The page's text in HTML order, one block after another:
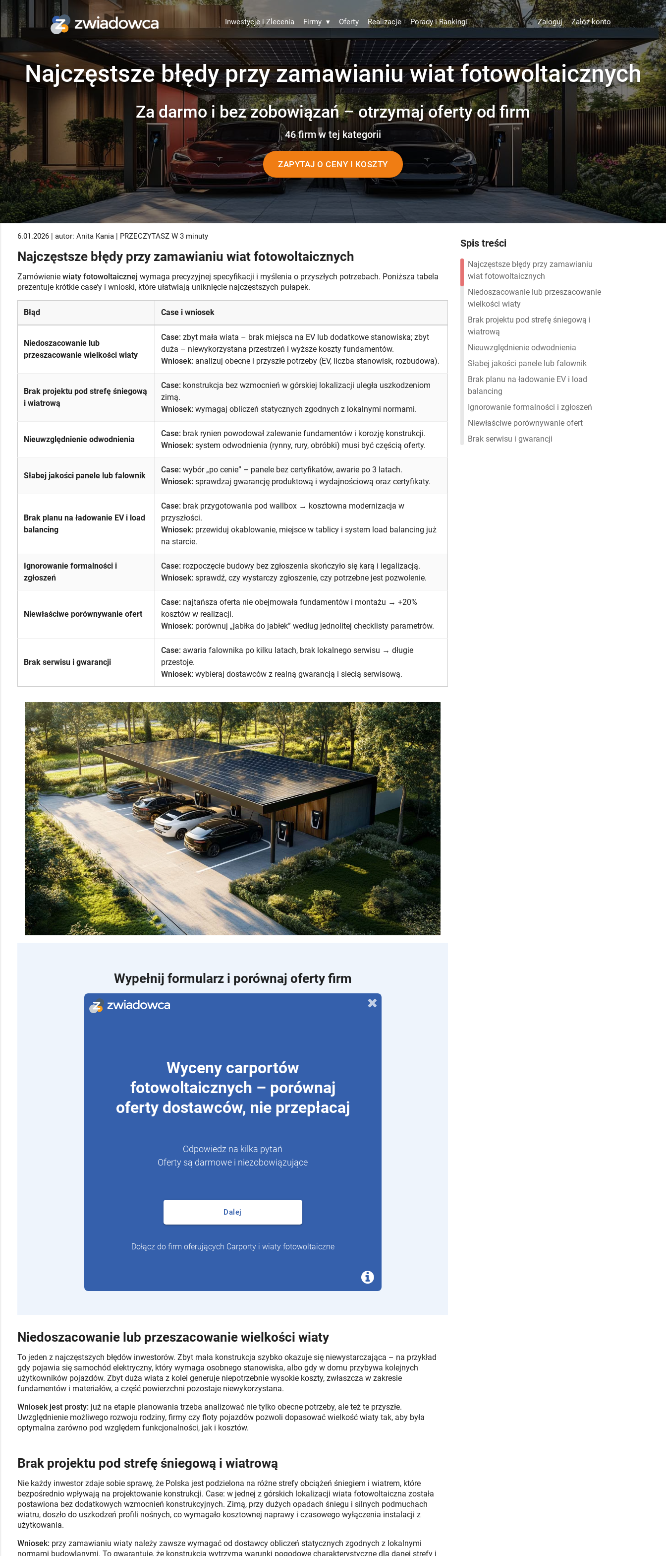
Inwestycje i Zlecenia Firmy ▾ Oferty Realizacje Porady i Rankingi Zaloguj Załóż konto
Najczęstsze błędy przy zamawianiu wiat fotowoltaicznych
Za darmo i bez zobowiązań – otrzymaj oferty od firm
46 firm w tej kategorii
ZAPYTAJ O CENY I KOSZTY
6.01.2026 | autor: Anita Kania | PRZECZYTASZ W 3 minuty
Najczęstsze błędy przy zamawianiu wiat fotowoltaicznych
Zamówienie wiaty fotowoltaicznej wymaga precyzyjnej specyfikacji i myślenia o przyszłych potrzebach. Poniższa tabela
prezentuje krótkie case’y i wnioski, które ułatwiają uniknięcie najczęstszych pułapek.
Błąd Case i wniosek
Niedoszacowanie lub
przeszacowanie wielkości wiaty
Case: zbyt mała wiata – brak miejsca na EV lub dodatkowe stanowiska; zbyt
duża – niewykorzystana przestrzeń i wyższe koszty fundamentów.
Wniosek: analizuj obecne i przyszłe potrzeby (EV, liczba stanowisk, rozbudowa).
Brak projektu pod strefę śniegową
i wiatrową
Case: konstrukcja bez wzmocnień w górskiej lokalizacji uległa uszkodzeniom
zimą.
Wniosek: wymagaj obliczeń statycznych zgodnych z lokalnymi normami.
Nieuwzględnienie odwodnienia
Case: brak rynien powodował zalewanie fundamentów i korozję konstrukcji.
Wniosek: system odwodnienia (rynny, rury, obróbki) musi być częścią oferty.
Słabej jakości panele lub falownik
Case: wybór „po cenie” – panele bez certyfikatów, awarie po 3 latach.
Wniosek: sprawdzaj gwarancję produktową i wydajnościową oraz certyfikaty.
Brak planu na ładowanie EV i load
balancing
Case: brak przygotowania pod wallbox → kosztowna modernizacja w
przyszłości.
Wniosek: przewiduj okablowanie, miejsce w tablicy i system load balancing już
na starcie.
Ignorowanie formalności i
zgłoszeń
Case: rozpoczęcie budowy bez zgłoszenia skończyło się karą i legalizacją.
Wniosek: sprawdź, czy wystarczy zgłoszenie, czy potrzebne jest pozwolenie.
Niewłaściwe porównywanie ofert
Case: najtańsza oferta nie obejmowała fundamentów i montażu → +20%
kosztów w realizacji.
Wniosek: porównuj „jabłka do jabłek” według jednolitej checklisty parametrów.
Brak serwisu i gwarancji
Case: awaria falownika po kilku latach, brak lokalnego serwisu → długie
przestoje.
Wniosek: wybieraj dostawców z realną gwarancją i siecią serwisową.
Wypełnij formularz i porównaj oferty firm
Wyceny carportów
fotowoltaicznych – porównaj
oferty dostawców, nie przepłacaj
Odpowiedz na kilka pytań
Oferty są darmowe i niezobowiązujące
Dalej
Dołącz do firm oferujących Carporty i wiaty fotowoltaiczne
Niedoszacowanie lub przeszacowanie wielkości wiaty
To jeden z najczęstszych błędów inwestorów. Zbyt mała konstrukcja szybko okazuje się niewystarczająca – na przykład
gdy pojawia się samochód elektryczny, który wymaga osobnego stanowiska, albo gdy w domu przybywa kolejnych
użytkowników pojazdów. Zbyt duża wiata z kolei generuje niepotrzebnie wysokie koszty, zwłaszcza w zakresie
fundamentów i materiałów, a część powierzchni pozostaje niewykorzystana.
Wniosek jest prosty: już na etapie planowania trzeba analizować nie tylko obecne potrzeby, ale też te przyszłe.
Uwzględnienie możliwego rozwoju rodziny, firmy czy floty pojazdów pozwoli dopasować wielkość wiaty tak, aby była
optymalna zarówno pod względem funkcjonalności, jak i kosztów.
Brak projektu pod strefę śniegową i wiatrową
Nie każdy inwestor zdaje sobie sprawę, że Polska jest podzielona na różne strefy obciążeń śniegiem i wiatrem, które
bezpośrednio wpływają na projektowanie konstrukcji. Case: w jednej z górskich lokalizacji wiata fotowoltaiczna została
postawiona bez dodatkowych wzmocnień konstrukcyjnych. Zimą, przy dużych opadach śniegu i silnych podmuchach
wiatru, doszło do uszkodzeń profili nośnych, co wymagało kosztownej naprawy i czasowego wyłączenia instalacji z
użytkowania.
Wniosek: przy zamawianiu wiaty należy zawsze wymagać od dostawcy obliczeń statycznych zgodnych z lokalnymi
normami budowlanymi. To gwarantuje, że konstrukcja wytrzyma warunki pogodowe charakterystyczne dla danej strefy i
Spis treści
Najczęstsze błędy przy zamawianiu
wiat fotowoltaicznych
Niedoszacowanie lub przeszacowanie
wielkości wiaty
Brak projektu pod strefę śniegową i
wiatrową
Nieuwzględnienie odwodnienia
Słabej jakości panele lub falownik
Brak planu na ładowanie EV i load
balancing
Ignorowanie formalności i zgłoszeń
Niewłaściwe porównywanie ofert
Brak serwisu i gwarancji